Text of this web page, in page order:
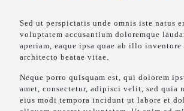
Sed ut perspiciatis unde omnis iste natus
voluptatem accusantium doloremque
aperiam, eaque ipsa quae ab illo
architecto beatae vitae.
Neque porro quisquam est, qui dolorem
amet, consectetur, adipisci velit, sed quia
eius modi tempora incidunt ut labore et